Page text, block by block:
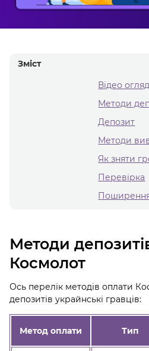
Зміст
Відео огляд
Методи
Депозит
Методи
Як зняти
Перевірка
Методи
Космолот
Ось перелік методів оплати
депозитів украйнські гравців:
Метод оплати Тип